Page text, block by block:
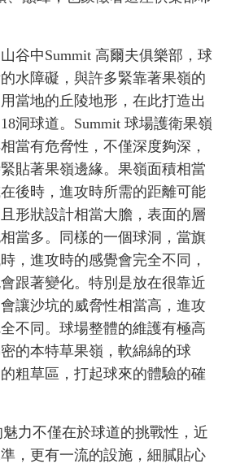
谷中Summit 高爾夫俱樂部，球
水障礙，與許多緊靠著果嶺的
當地的丘陵地形，在此打造出
洞球道。Summit 球場護衛果嶺
當有危脅性，不僅深度夠深，
貼著果嶺邊緣。果嶺面積相當
後時，進攻時所需的距離可能
形狀設計相當大膽，表面的層
當多。同樣的一個球洞，當旗
，進攻時的感覺會完全不同，
跟著變化。特別是放在很靠近
讓沙坑的威脅性相當高，進攻
不同。球場整體的維護有極高
的本特草果嶺，軟綿綿的球
粗草區，打起球來的體驗的確
魅力不僅在於球道的挑戰性，近
，更有一流的設施，細膩貼心